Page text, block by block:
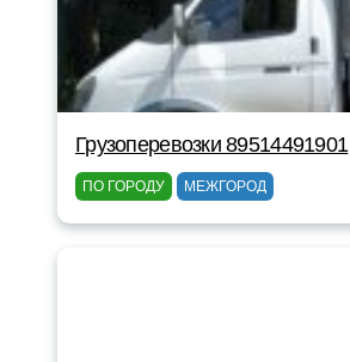
Грузоперевозки 89514491901
ПО ГОРОДУ МЕЖГОРОД